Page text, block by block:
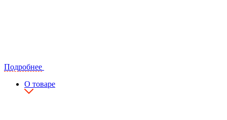
Подробнее
О товаре